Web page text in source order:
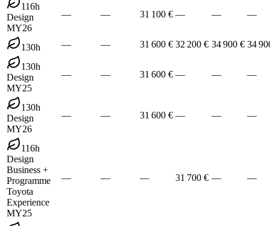
116h
Design
MY26
— — 31 100 € — — —
130h — — 31 600 € 32 200 € 34 900 € 34
130h
Design
MY25
— — 31 600 € — — —
130h
Design
MY26
— — 31 600 € — — —
116h
Design
Business +
Programme
Toyota
Experience
MY25
— — — 31 700 € — —